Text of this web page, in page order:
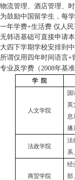
物流管理、酒店管理、
为鼓励中国留学生，每
一年学费+生活费 仅人民
无韩语基础可直接申请
大四下学期学校安排到
所谓仅用四年时间语言+
专业及学费（2008年基准
学 院
人文学院
英
息
播
法政学院
法
系
商贸学院
经
部